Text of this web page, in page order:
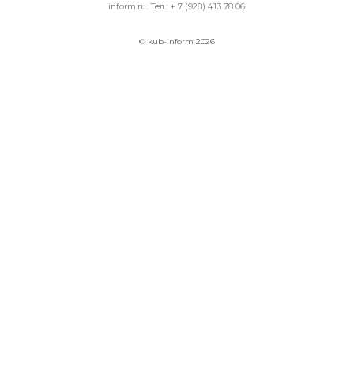
inform.ru. Тел.: + 7 (928) 413 78 06.
© kub-inform 2026